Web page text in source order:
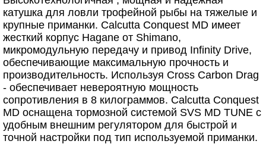
катушка для ловли трофейной рыбы на тяжелые и
крупные приманки. Calcutta Conquest MD имеет
жесткий корпус Hagane от Shimano,
микромодульную передачу и привод Infinity Drive,
обеспечивающие максимальную прочность и
производительность. Используя Cross Carbon Drag
- обеспечивает невероятную мощность
сопротивления в 8 килограммов. Calcutta Conquest
MD оснащена тормозной системой SVS MD TUNE с
удобным внешним регулятором для быстрой и
точной настройки под тип используемой приманки.